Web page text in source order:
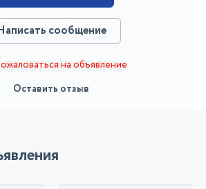
сообщение
на объявление
Оставить отзыв